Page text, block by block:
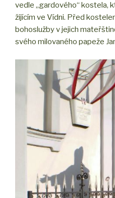
vedle „gardového“ kostela,
žijícím ve Vídni. Před
bohoslužby v jejich
svého milovaného papeže